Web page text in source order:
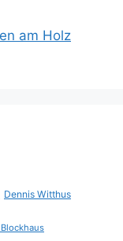
am Holz
Dennis Witthus